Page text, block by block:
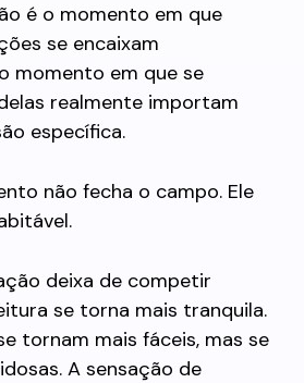
é o momento em que
se encaixam
momento em que se
realmente importam
específica.
não fecha o campo. Ele
deixa de competir
se torna mais tranquila.
tornam mais fáceis, mas se
A sensação de